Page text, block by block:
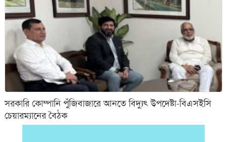
সরকারি কোম্পানি পুঁজিবাজারে আনতে বিদ্যুৎ উপদেষ্টা-বিএসইসি
চেয়ারম্যানের বৈঠক